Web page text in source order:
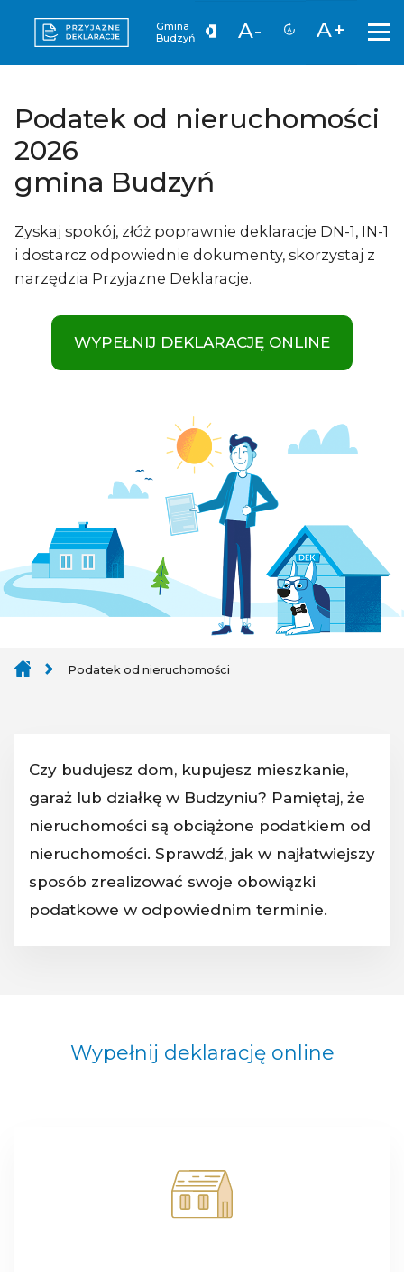
Gmina
Budzyń
A- A+
Podatek od nieruchomości
2026
gmina Budzyń
Zyskaj spokój, złóż poprawnie deklaracje DN-1, IN-1
i dostarcz odpowiednie dokumenty, skorzystaj z
narzędzia Przyjazne Deklaracje.
WYPEŁNIJ DEKLARACJĘ ONLINE
Podatek od nieruchomości
Czy budujesz dom, kupujesz mieszkanie,
garaż lub działkę w Budzyniu? Pamiętaj, że
nieruchomości są obciążone podatkiem od
nieruchomości. Sprawdź, jak w najłatwiejszy
sposób zrealizować swoje obowiązki
podatkowe w odpowiednim terminie.
Wypełnij deklarację online